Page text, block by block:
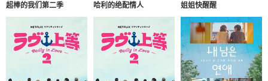
超棒的我们第二季 哈利的绝配情人 姐姐快醒醒